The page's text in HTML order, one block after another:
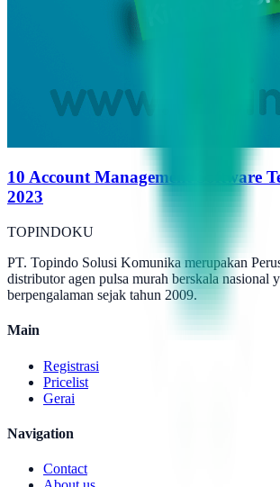
10 Account Management Software
2023
TOPINDOKU
PT. Topindo Solusi Komunika merupakan
distributor agen pulsa murah berskala nasional
berpengalaman sejak tahun 2009.
Main
Registrasi
Pricelist
Gerai
Navigation
Contact